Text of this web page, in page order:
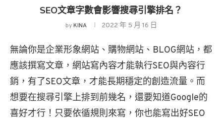
SEO文章字數會影響搜尋引擎排名？
byKINA 2022 年 5 月 16 日
無論你是企業形象網站、購物網站、BLOG網站，都
應該撰寫文章，網站寫內容才能執行SEO與內容行
銷，有了SEO文章，才能長期穩定的創造流量。而
想要在搜尋引擎上排到前幾名，還要知道Google的
喜好才行！只要依循規則來寫，你也能寫出好SEO